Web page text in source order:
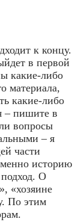
к концу.
в первой
какие-либо
материала,
какие-либо
– пишите в
вопросы
– я
части
историю
О
«хозяине
По этим